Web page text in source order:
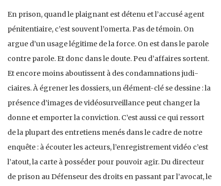
En prison, quand le plaignant est détenu et l’accusé agent
pénitentiaire, c’est souvent l’omerta. Pas de témoin. On
argue d’un usage légitime de la force. On est dans le parole
contre parole. Et donc dans le doute. Peu d’affaires sortent.
Et encore moins aboutissent à des condamnations judi­
ciaires. À égrener les dossiers, un élément-clé se dessine : la
présence d’images de vidéosurveillance peut changer la
donne et emporter la conviction. C’est aussi ce qui ressort
de la plupart des entretiens menés dans le cadre de notre
enquête : à écouter les acteurs, l’enregistrement vidéo c’est
l’atout, la carte à posséder pour pouvoir agir. Du directeur
de prison au Défenseur des droits en passant par l’avocat, le